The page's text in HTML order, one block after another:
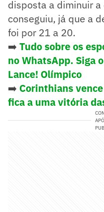
disposta a diminuir a
conseguiu, já que a
foi por 21 a 20.
➡️ Tudo sobre os
no WhatsApp. Siga
Lance! Olímpico
➡️ Corinthians
fica a uma vitória